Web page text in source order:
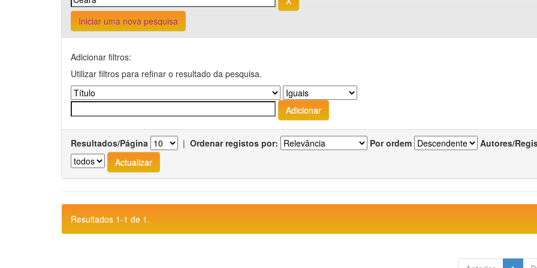
Iniciar uma nova pesquisa
Adicionar filtros:
Utilizar filtros para refinar o resultado da pesquisa.
Resultados/Página | Ordenar registos por: Por ordem Autores/
Resultados 1-1 de 1.